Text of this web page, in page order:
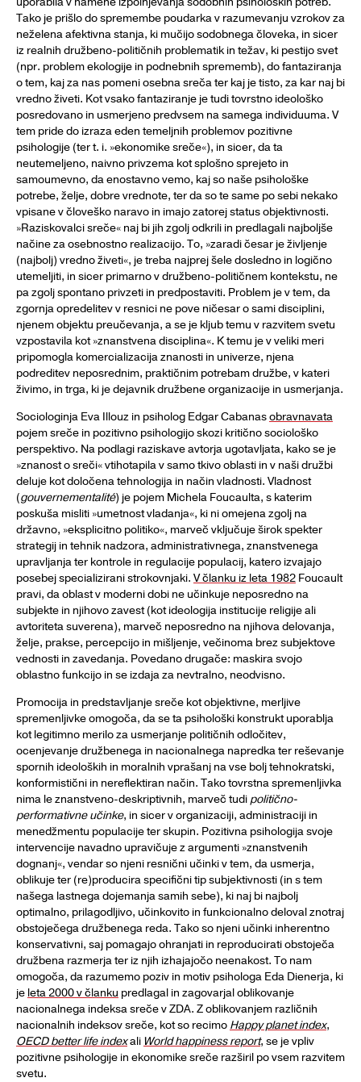
Tako je prišlo do spremembe poudarka v razumevanju vzrokov za
neželena afektivna stanja, ki mučijo sodobnega človeka, in sicer
iz realnih družbeno-političnih problematik in težav, ki pestijo svet
(npr. problem ekologije in podnebnih sprememb), do fantaziranja
o tem, kaj za nas pomeni osebna sreča ter kaj je tisto, za kar naj bi
vredno živeti. Kot vsako fantaziranje je tudi tovrstno ideološko
posredovano in usmerjeno predvsem na samega individuuma. V
tem pride do izraza eden temeljnih problemov pozitivne
psihologije (ter t. i. »ekonomike sreče«), in sicer, da ta
neutemeljeno, naivno privzema kot splošno sprejeto in
samoumevno, da enostavno vemo, kaj so naše psihološke
potrebe, želje, dobre vrednote, ter da so te same po sebi nekako
vpisane v človeško naravo in imajo zatorej status objektivnosti.
»Raziskovalci sreče« naj bi jih zgolj odkrili in predlagali najboljše
načine za osebnostno realizacijo. To, »zaradi česar je življenje
(najbolj) vredno živeti«, je treba najprej šele dosledno in logično
utemeljiti, in sicer primarno v družbeno-političnem kontekstu, ne
pa zgolj spontano privzeti in predpostaviti. Problem je v tem, da
zgornja opredelitev v resnici ne pove ničesar o sami disciplini,
njenem objektu preučevanja, a se je kljub temu v razvitem svetu
vzpostavila kot »znanstvena disciplina«. K temu je v veliki meri
pripomogla komercializacija znanosti in univerze, njena
podreditev neposrednim, praktičnim potrebam družbe, v kateri
živimo, in trga, ki je dejavnik družbene organizacije in usmerjanja.
Sociologinja Eva Illouz in psiholog Edgar Cabanasobravnavata
pojem sreče in pozitivno psihologijo skozi kritično sociološko
perspektivo. Na podlagi raziskave avtorja ugotavljata, kako se je
»znanost o sreči« vtihotapila v samo tkivo oblasti in v naši družbi
deluje kot določena tehnologija in način vladnosti. Vladnost
(gouvernementalité) je pojem Michela Foucaulta, s katerim
poskuša misliti »umetnost vladanja«, ki ni omejena zgolj na
državno, »eksplicitno politiko«, marveč vključuje širok spekter
strategij in tehnik nadzora, administrativnega, znanstvenega
upravljanja ter kontrole in regulacije populacij, katero izvajajo
posebej specializirani strokovnjaki. V članku iz leta 1982 Foucault
pravi, da oblast v moderni dobi ne učinkuje neposredno na
subjekte in njihovo zavest (kot ideologija institucije religije ali
avtoriteta suverena), marveč neposredno na njihova delovanja,
želje, prakse, percepcijo in mišljenje, večinoma brez subjektove
vednosti in zavedanja. Povedano drugače: maskira svojo
oblastno funkcijo in se izdaja za nevtralno, neodvisno.
Promocija in predstavljanje sreče kot objektivne, merljive
spremenljivke omogoča, da se ta psihološki konstrukt uporablja
kot legitimno merilo za usmerjanje političnih odločitev,
ocenjevanje družbenega in nacionalnega napredka ter reševanje
spornih ideoloških in moralnih vprašanj na vse bolj tehnokratski,
konformistični in nereflektiran način. Tako tovrstna spremenljivka
nima le znanstveno-deskriptivnih, marveč tudi politično-
performativne učinke, in sicer v organizaciji, administraciji in
menedžmentu populacije ter skupin. Pozitivna psihologija svoje
intervencije navadno upravičuje z argumenti »znanstvenih
dognanj«, vendar so njeni resnični učinki v tem, da usmerja,
oblikuje ter (re)producira specifični tip subjektivnosti (in s tem
našega lastnega dojemanja samih sebe), ki naj bi najbolj
optimalno, prilagodljivo, učinkovito in funkcionalno deloval znotraj
obstoječega družbenega reda. Tako so njeni učinki inherentno
konservativni, saj pomagajo ohranjati in reproducirati obstoječa
družbena razmerja ter iz njih izhajajočo neenakost. To nam
omogoča, da razumemo poziv in motiv psihologa Eda Dienerja, ki
je leta 2000 v članku predlagal in zagovarjal oblikovanje
nacionalnega indeksa sreče v ZDA. Z oblikovanjem različnih
nacionalnih indeksov sreče, kot so recimo Happy planet index,
OECD better life indexali World happiness report, se je vpliv
pozitivne psihologije in ekonomike sreče razširil po vsem razvitem
svetu.